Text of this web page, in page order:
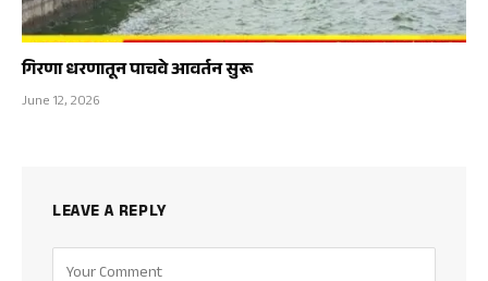
गिरणा धरणातून पाचवे आवर्तन सुरू
June 12, 2026
LEAVE A REPLY